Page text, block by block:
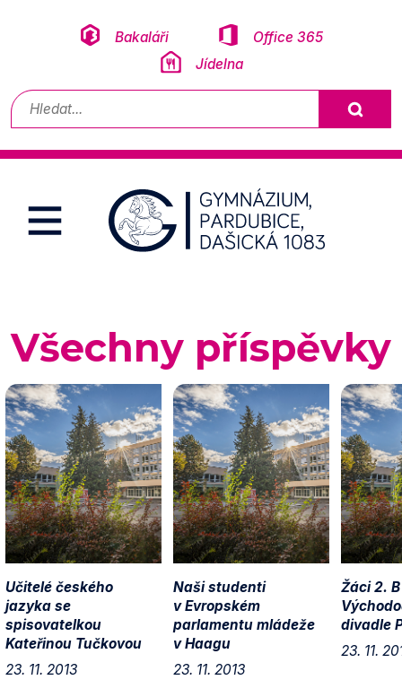
Bakaláři
Office 365
Jídelna
Vyhledávání
Všechny příspěvky
Učitelé českého
jazyka se
spisovatelkou
Kateřinou Tučkovou
23. 11. 2013
Naši studenti
v Evropském
parlamentu mládeže
v Haagu
23. 11. 2013
Žáci 2.
divadle
23. 11.